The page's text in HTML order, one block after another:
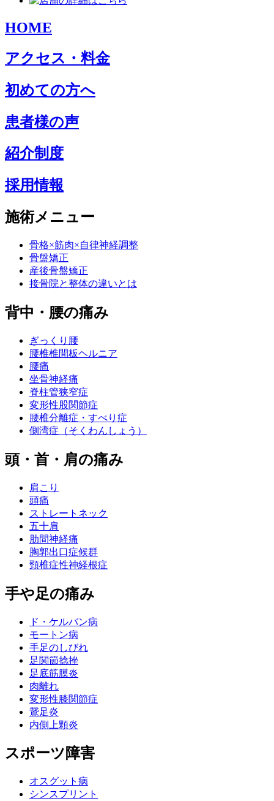
HOME
アクセス・料金
初めての方へ
患者様の声
紹介制度
採用情報
施術メニュー
骨格×筋肉×自律神経調整
骨盤矯正
産後骨盤矯正
接骨院と整体の違いとは
背中・腰の痛み
ぎっくり腰
腰椎椎間板ヘルニア
腰痛
坐骨神経痛
脊柱管狭窄症
変形性股関節症
腰椎分離症・すべり症
側湾症（そくわんしょう）
頭・首・肩の痛み
肩こり
頭痛
ストレートネック
五十肩
肋間神経痛
胸郭出口症候群
頸椎症性神経根症
手や足の痛み
ド・ケルバン病
モートン病
手足のしびれ
足関節捻挫
足底筋膜炎
肉離れ
変形性膝関節症
鵞足炎
内側上顆炎
スポーツ障害
オスグット病
シンスプリント